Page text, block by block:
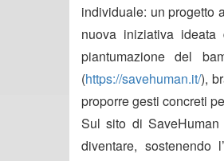
individuale: un progetto
nuova iniziativa ideata
piantumazione del
(https://savehuman.it/),
proporre gesti concreti
Sul sito di
diventare, sostenendo